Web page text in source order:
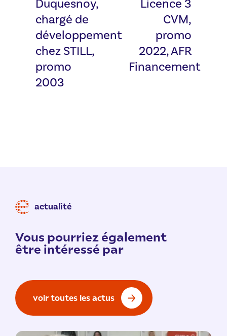
Duquesnoy,
chargé de
développement
chez STILL,
promo
2003
Licence 3
CVM,
promo
2022, AFR
Financement
actualité
Vous pourriez également
être intéressé par
voir toutes les actus